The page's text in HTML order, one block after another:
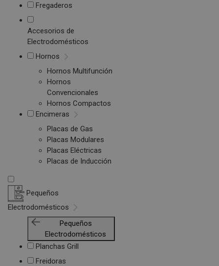
Fregaderos
Accesorios de
Electrodomésticos
Hornos
Hornos Multifunción
Hornos
Convencionales
Hornos Compactos
Encimeras
Placas de Gas
Placas Modulares
Placas Eléctricas
Placas de Inducción
Pequeños
Electrodomésticos
Pequeños
Electrodomésticos
Planchas Grill
Freidoras